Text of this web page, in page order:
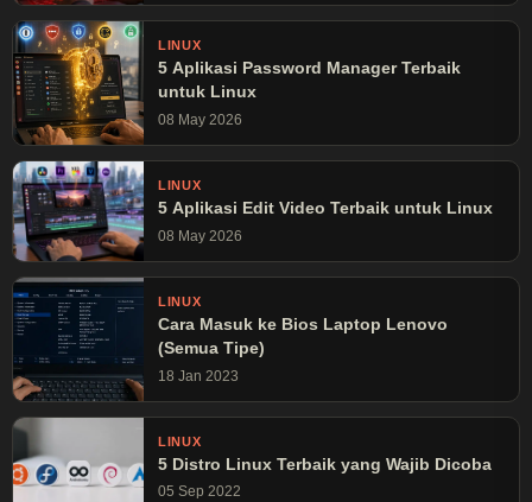
LINUX
5 Aplikasi Password Manager Terbaik
untuk Linux
08 May 2026
LINUX
5 Aplikasi Edit Video Terbaik untuk Linux
08 May 2026
LINUX
Cara Masuk ke Bios Laptop Lenovo
(Semua Tipe)
18 Jan 2023
LINUX
5 Distro Linux Terbaik yang Wajib Dicoba
05 Sep 2022